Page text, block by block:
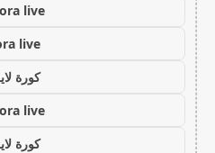
live
live
كورة
live
كورة